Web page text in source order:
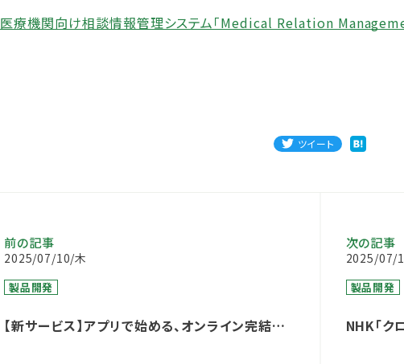
医療機関向け相談情報管理システム「Medical Relation
ツイート
前の記事
2025/07/10/木
製品開発
【新サービス】アプリで始める、オンライン完結型
次の記事
2025/07/
製品開発
NHK「ク